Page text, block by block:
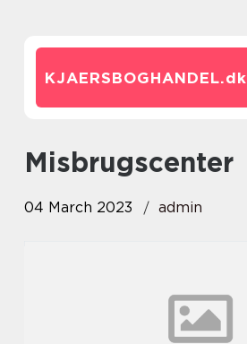
KJAERSBOGHANDEL.dk
Misbrugscenter
04 March 2023 admin